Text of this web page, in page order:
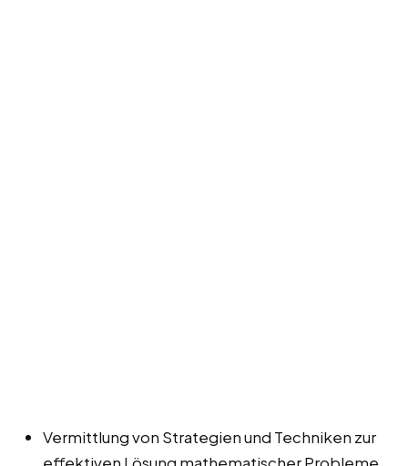
Vermittlung von Strategien und Techniken zur
effektiven Lösung mathematischer Probleme.